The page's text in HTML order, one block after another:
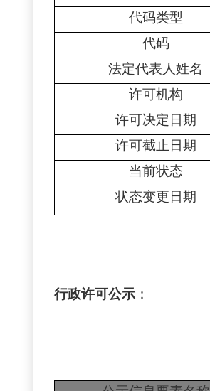
代码类型
代码
法定代表人姓名
许可机构
许可决定日期
许可截止日期
当前状态
状态变更日期
行政许可公示 ：